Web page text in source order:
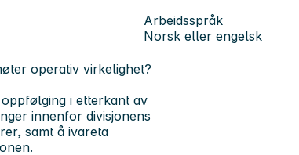
Arbeidsspråk
Norsk eller engelsk
operativ virkelighet?
i etterkant av
innenfor divisjonens
samt å ivareta